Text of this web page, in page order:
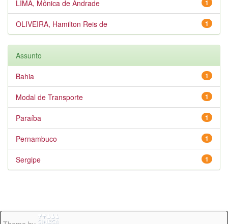
1
LIMA, Mônica de Andrade
1
OLIVEIRA, Hamilton Reis de
Assunto
1
Bahia
1
Modal de Transporte
1
Paraíba
1
Pernambuco
1
Sergipe